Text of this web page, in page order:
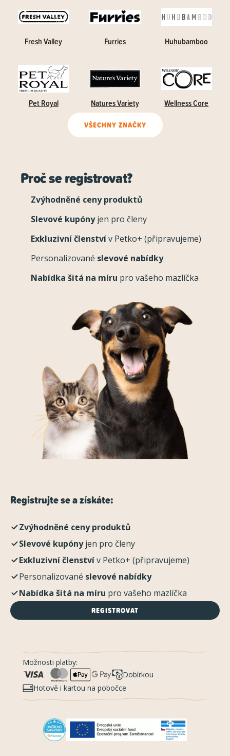
Fresh Valley Furries Huhubamboo
Pet Royal Natures Variety Wellness Core
VŠECHNY ZNAČKY
Proč se registrovat?
Zvýhodněné ceny produktů
Slevové kupónyjen pro členy
Exkluzivní členstvív Petko+ (připravujeme)
Personalizované slevové nabídky
Nabídka šitá na míru pro vašeho mazlíčka
Registrujte se a získáte:
Zvýhodněné ceny produktů
Slevové kupónyjen pro členy
Exkluzivní členstvív Petko+ (připravujeme)
Personalizované slevové nabídky
Nabídka šitá na míru pro vašeho mazlíčka
REGISTROVAT
Možnosti platby:
Dobírkou
Hotově i kartou na pobočce